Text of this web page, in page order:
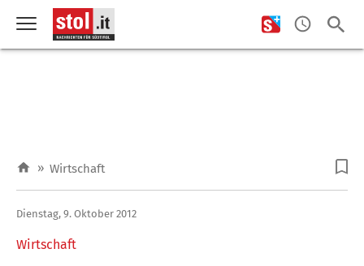
» Wirtschaft
Wirtschaft
Dienstag, 9. Oktober 2012